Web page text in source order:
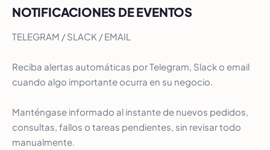
NOTIFICACIONES DE EVENTOS
TELEGRAM / SLACK / EMAIL
Reciba alertas automáticas por Telegram, Slack o email
cuando algo importante ocurra en su negocio.
Manténgase informado al instante de nuevos pedidos,
consultas, fallos o tareas pendientes, sin revisar todo
manualmente.